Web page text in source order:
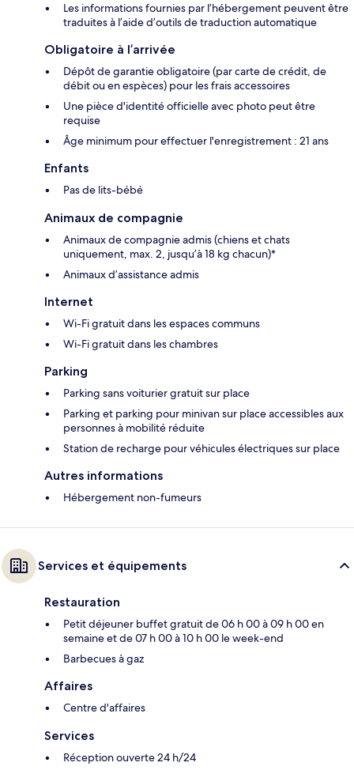
Les informations fournies par l’hébergement peuvent être
traduites à l’aide d’outils de traduction automatique
Obligatoire à l’arrivée
Dépôt de garantie obligatoire (par carte de crédit, de
débit ou en espèces) pour les frais accessoires
Une pièce d'identité officielle avec photo peut être
requise
Âge minimum pour effectuer l'enregistrement : 21 ans
Enfants
Pas de lits-bébé
Animaux de compagnie
Animaux de compagnie admis (chiens et chats
uniquement, max. 2, jusqu’à 18 kg chacun)*
Animaux d’assistance admis
Internet
Wi-Fi gratuit dans les espaces communs
Wi-Fi gratuit dans les chambres
Parking
Parking sans voiturier gratuit sur place
Parking et parking pour minivan sur place accessibles aux
personnes à mobilité réduite
Station de recharge pour véhicules électriques sur place
Autres informations
Hébergement non-fumeurs
Services et équipements
Restauration
Petit déjeuner buffet gratuit de 06 h 00 à 09 h 00 en
semaine et de 07 h 00 à 10 h 00 le week-end
Barbecues à gaz
Affaires
Centre d'affaires
Services
Réception ouverte 24 h/24